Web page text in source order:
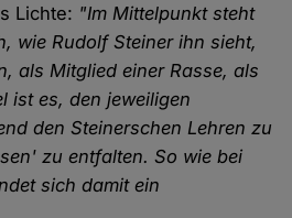
Lichte: "Im Mittelpunkt steht
wie Rudolf Steiner ihn sieht,
als Mitglied einer Rasse, als
ist es, den jeweiligen
den Steinerschen Lehren zu
zu entfalten. So wie bei
sich damit ein